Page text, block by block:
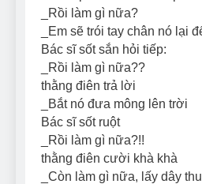
_Rồi làm gì nữa?
_Em sẽ trói tay chân nó lại
Bác sĩ sốt sắn hỏi tiếp:
_Rồi làm gì nữa??
thằng điên trả lời
_Bắt nó đưa mông lên trời
Bác sĩ sốt ruột
_Rồi làm gì nữa?!!
thằng điên cười khà khà
_Còn làm gì nữa, lấy dây